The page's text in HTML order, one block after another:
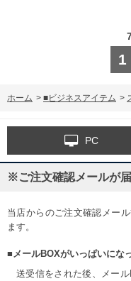
1
ホーム > ■ビジネスアイテム >
PC
※ご注文確認メールが
当店からのご注文確認メー
ます。
■メールBOXがいっぱいにな
送受信をされた後、メー